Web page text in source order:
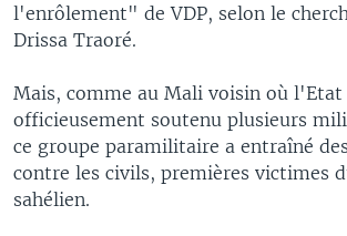
l'enrôlement" de VDP, selon le
Drissa Traoré.
Mais, comme au Mali voisin où l'Etat
officieusement soutenu plusieurs
ce groupe paramilitaire a entraîné
contre les civils, premières victimes
sahélien.